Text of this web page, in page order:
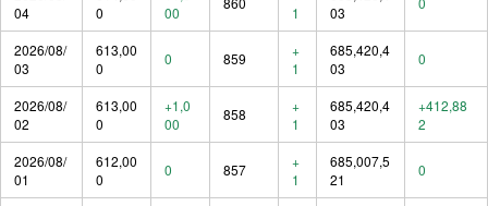
04
0
00
1
03
2026/08/
03
613,00
0
0 859
+
1
685,420,4
03
0
2026/08/
02
613,00
0
+1,0
00
858
+
1
685,420,4
03
+412,88
2
2026/08/
01
612,00
0
0 857
+
1
685,007,5
21
0